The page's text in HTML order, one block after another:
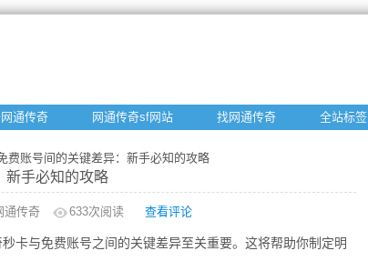
通传奇 网通传奇sf网站 找网通传奇 全站标签
费账号间的关键差异：新手必知的攻略
新手必知的攻略
通传奇 633次阅读 查看评论
卡与免费账号之间的关键差异至关重要。这将帮助你制定明